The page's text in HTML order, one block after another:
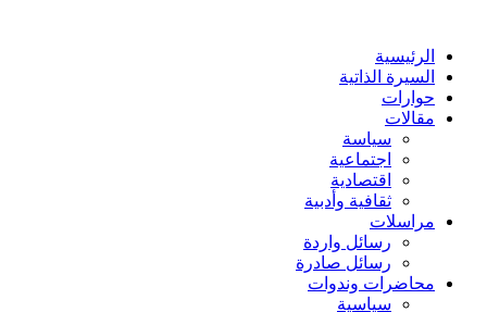
الرئيسية
السيرة الذاتية
حوارات
مقالات
سياسة
اجتماعية
اقتصادية
ثقافية وأدبية
مراسلات
رسائل واردة
رسائل صادرة
محاضرات وندوات
سياسية